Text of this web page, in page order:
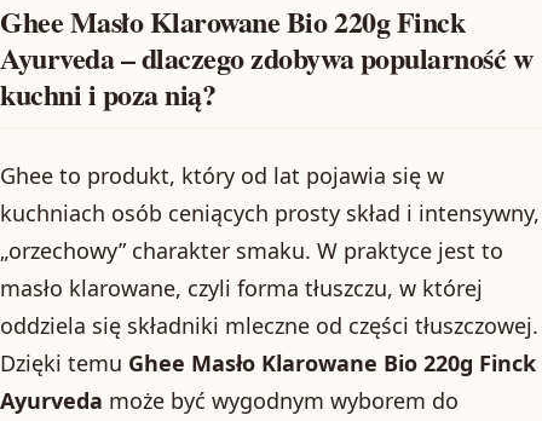
Ghee Masło Klarowane Bio 220g Finck
Ayurveda – dlaczego zdobywa popularność w
kuchni i poza nią?
Ghee to produkt, który od lat pojawia się w
kuchniach osób ceniących prosty skład i intensywny,
„orzechowy” charakter smaku. W praktyce jest to
masło klarowane, czyli forma tłuszczu, w której
oddziela się składniki mleczne od części tłuszczowej.
Dzięki temu Ghee Masło Klarowane Bio 220g Finck
Ayurveda może być wygodnym wyborem do